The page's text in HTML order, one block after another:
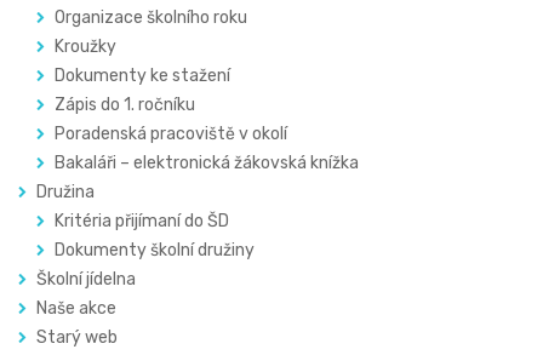
Organizace školního roku
Kroužky
Dokumenty ke stažení
Zápis do 1. ročníku
Poradenská pracoviště v okolí
Bakaláři – elektronická žákovská knížka
Družina
Kritéria přijímaní do ŠD
Dokumenty školní družiny
Školní jídelna
Naše akce
Starý web